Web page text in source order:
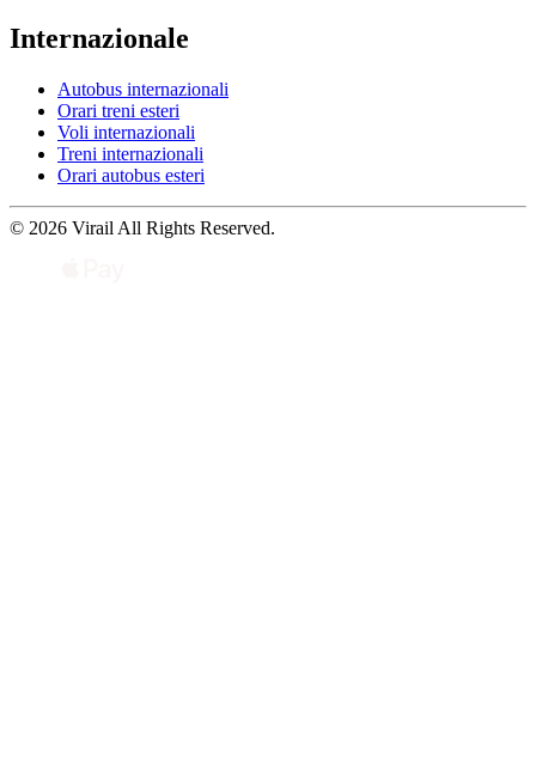
Internazionale
Autobus internazionali
Orari treni esteri
Voli internazionali
Treni internazionali
Orari autobus esteri
© 2026 Virail All Rights Reserved.